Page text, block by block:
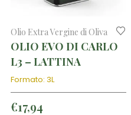
Olio Extra Vergine di Oliva
OLIO EVO DI CARLO
L3 – LATTINA
Formato: 3L
€17,94